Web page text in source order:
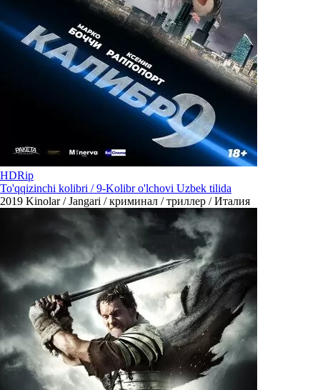
HDRip
To'qqizinchi kolibri / 9-Kolibr o'lchovi Uzbek tilida
2019 Kinolar / Jangari / криминал / триллер / Италия